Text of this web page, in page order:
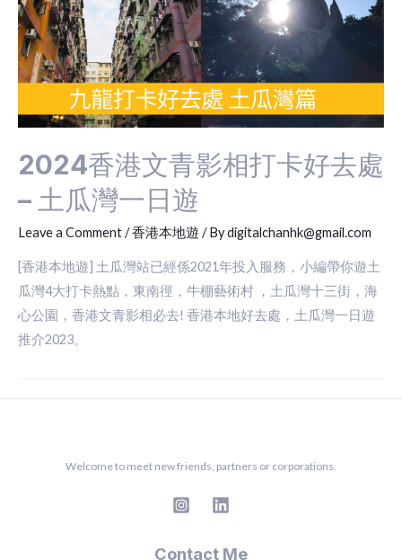
2024香港文青影相打卡好去處
– 土瓜灣一日遊
Leave a Comment/香港本地遊 / Bydigitalchanhk@gmail.com
[香港本地遊] 土瓜灣站已經係2021年投入服務，小編帶你遊土
瓜灣4大打卡熱點，東南徑，牛棚藝術村 ，土瓜灣十三街，海
心公園，香港文青影相必去! 香港本地好去處，土瓜灣一日遊
推介2023。
Welcome to meet new friends, partners or corporations.
Contact Me